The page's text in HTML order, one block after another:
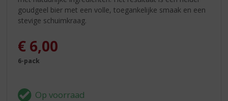
goudgeel bier met een volle, toegankelijke smaak en een
stevige schuimkraag.
€ 6,00
6-pack